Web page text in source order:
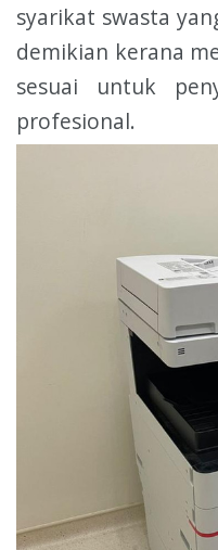
syarikat swasta
demikian kerana
sesuai untuk
profesional.